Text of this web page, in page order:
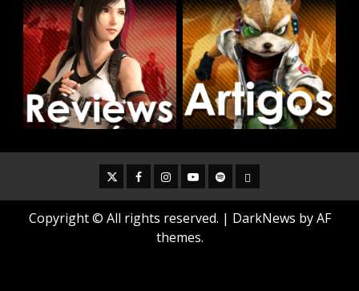
TwitterFacebook
Instagram
YoutubeSpotifyCookie
Policy
Copyright © All rights reserved. | DarkNews by AF
themes.